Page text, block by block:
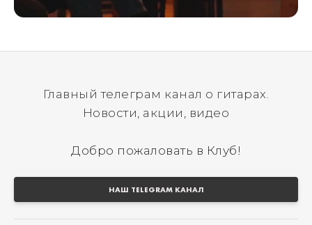
Главный телеграм канал о гитарах.
Новости, акции, видео
Добро пожаловать в Клуб!
НАШ TELEGRAM КАНАЛ